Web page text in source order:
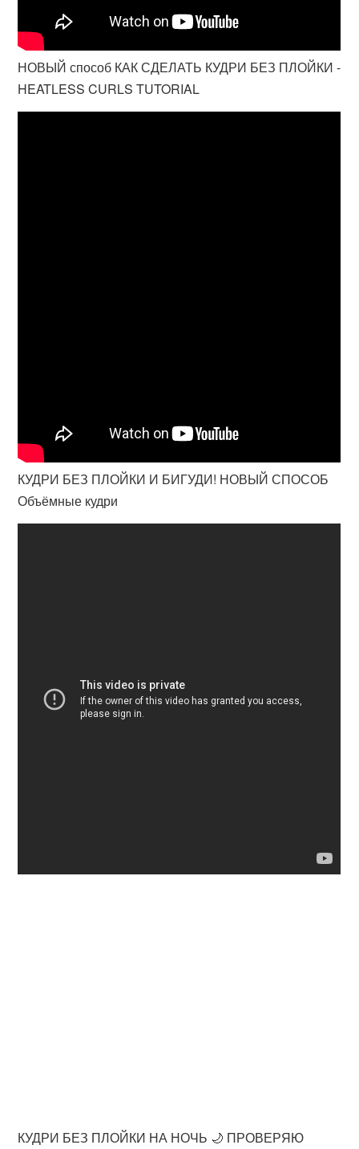
НОВЫЙ способ КАК СДЕЛАТЬ КУДРИ БЕЗ ПЛОЙКИ -
HEATLESS CURLS TUTORIAL
КУДРИ БЕЗ ПЛОЙКИ И БИГУДИ! НОВЫЙ СПОСОБ
Объёмные кудри
КУДРИ БЕЗ ПЛОЙКИ НА НОЧЬ 🌙 ПРОВЕРЯЮ